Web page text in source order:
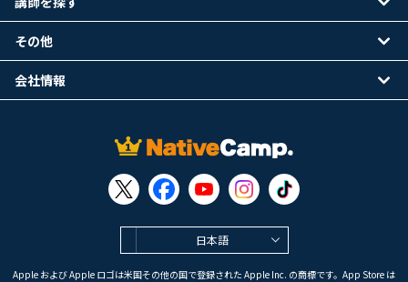
日本語
Apple および Apple ロゴは米国その他の国で登録された Apple Inc. の商標です。App Store は
その他
会社情報